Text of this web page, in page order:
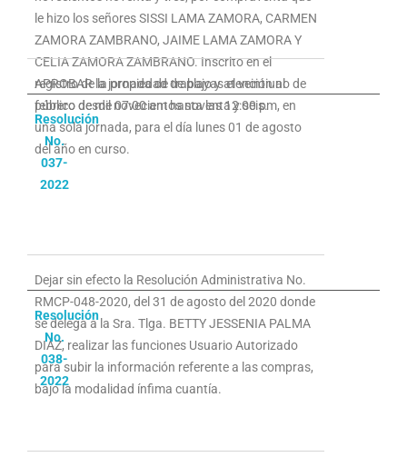
le hizo los señores SISSI LAMA ZAMORA, CARMEN
ZAMORA ZAMBRANO, JAIME LAMA ZAMORA Y
CELIA ZAMORA ZAMBRANO. Inscrito en el
registro de la propiedad de playas el veintiuno de
febrero de mil novecientos noventa y seis.
APROBAR la jornada de trabajo y atención al
público desde 07:00 am hasta las 12:00 pm, en
una sola jornada, para el día lunes 01 de agosto
del año en curso.
Resolución
No.
037-
2022
Dejar sin efecto la Resolución Administrativa No.
RMCP-048-2020, del 31 de agosto del 2020 donde
se delega a la Sra. Tlga. BETTY JESSENIA PALMA
DIAZ, realizar las funciones Usuario Autorizado
para subir la información referente a las compras,
bajo la modalidad ínfima cuantía.
Resolución
No.
038-
2022